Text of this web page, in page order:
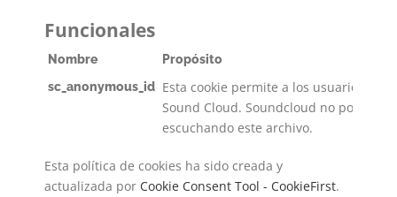
Funcionales
Nombre
Propósito
sc_anonymous_id Esta cookie permite a los usuarios
Sound Cloud. Soundcloud no podrá
escuchando este archivo.
Esta política de cookies ha sido creada y
actualizada por Cookie Consent Tool - CookieFirst.